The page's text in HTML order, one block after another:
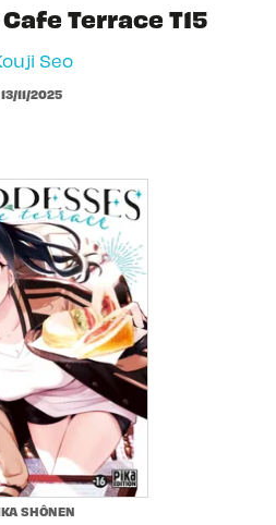
Terrace T15
Seo
13/11/2025
SHÔNEN